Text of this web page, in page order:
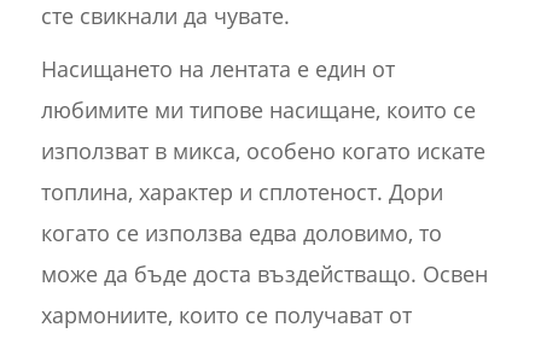
сте свикнали да чувате.
Насищането на лентата е един от
любимите ми типове насищане, които се
използват в микса, особено когато искате
топлина, характер и сплотеност. Дори
когато се използва едва доловимо, то
може да бъде доста въздействащо. Освен
хармониите, които се получават от